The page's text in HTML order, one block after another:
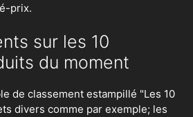
prix.
sur les 10
du moment
de classement estampillé "Les 10
divers comme par exemple; les